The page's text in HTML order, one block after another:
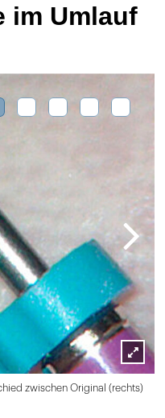
im Umlauf
Lightbox
öffnen
zwischen Original (rechts)